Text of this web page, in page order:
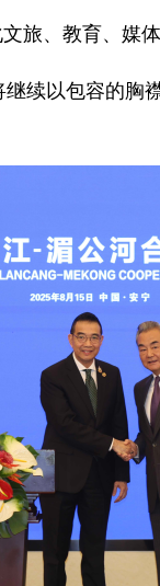
旅、教育、媒
续以包容的胸